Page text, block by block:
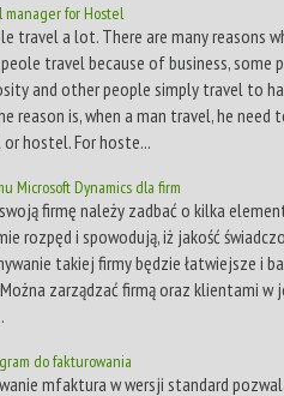
for Hostel
travel a lot. There are many reasons
travel because of business, some
and other people simply travel to
reason is, when a man travel, he need
hostel. For hoste...
Microsoft Dynamics dla firm
firmę należy zadbać o kilka
rozpęd i spowodują, iż jakość
takiej firmy będzie łatwiejsze i
zarządzać firmą oraz klientami w
do fakturowania
mfaktura w wersji standard